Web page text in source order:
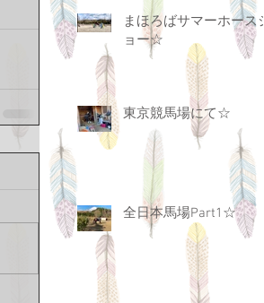
まほろばサマーホースシ
ョー☆
東京競馬場にて☆
全日本馬場Part1☆